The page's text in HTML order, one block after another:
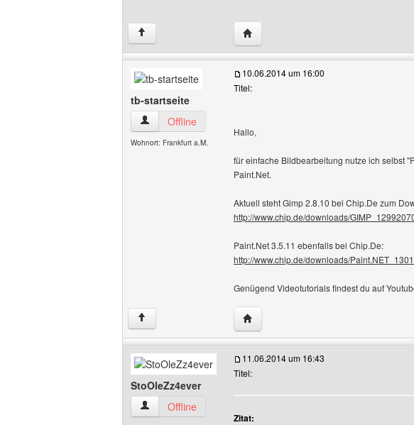
↑ Website dieses Benutzers besuchen:
tb-startseite
tb-startseite Benutzer-Profile anzeigen
Offline
Wohnort: Frankfurt a.M.
10.06.2014 um 16:00
Titel:
Hallo,
für einfache Bildbearbeitung nutze ich selbst
Paint.Net.
Aktuell steht Gimp 2.8.10 bei Chip.De zum
http://www.chip.de/downloads/
Paint.Net 3.5.11 ebenfalls bei Chip.De:
http://www.chip.de/downloads/
Genügend Videotutorials findest du auf
↑ Website dieses Benutzers besuchen:
StoOleZz4ever
StoOleZz4ever Benutzer-Profile anzeigen
Offline
11.06.2014 um 16:43
Titel:
Zitat: